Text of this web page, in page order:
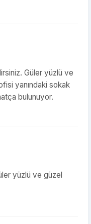
Güler yüzlü ve
yanındaki sokak
bulunuyor.
yüzlü ve güzel